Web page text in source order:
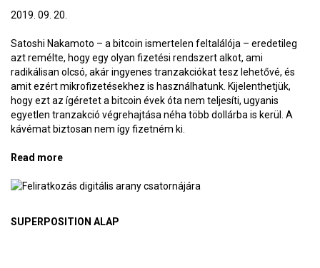
2019. 09. 20.
Satoshi Nakamoto – a bitcoin ismertelen feltalálója – eredetileg
azt remélte, hogy egy olyan fizetési rendszert alkot, ami
radikálisan olcsó, akár ingyenes tranzakciókat tesz lehetővé, és
amit ezért mikrofizetésekhez is használhatunk. Kijelenthetjük,
hogy ezt az ígéretet a bitcoin évek óta nem teljesíti, ugyanis
egyetlen tranzakció végrehajtása néha több dollárba is kerül. A
kávémat biztosan nem így fizetném ki.
Read more
SUPERPOSITION ALAP